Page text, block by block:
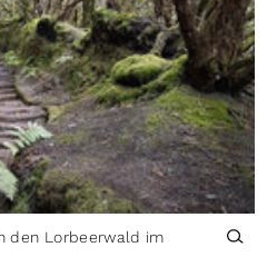
den Lorbeerwald im